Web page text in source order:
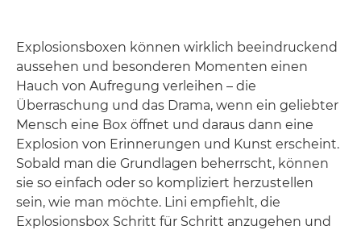
Explosionsboxen können wirklich beeindruckend
aussehen und besonderen Momenten einen
Hauch von Aufregung verleihen – die
Überraschung und das Drama, wenn ein geliebter
Mensch eine Box öffnet und daraus dann eine
Explosion von Erinnerungen und Kunst erscheint.
Sobald man die Grundlagen beherrscht, können
sie so einfach oder so kompliziert herzustellen
sein, wie man möchte. Lini empfiehlt, die
Explosionsbox Schritt für Schritt anzugehen und